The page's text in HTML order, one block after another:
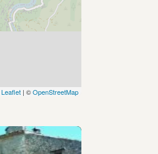
Leaflet | ©OpenStreetMap